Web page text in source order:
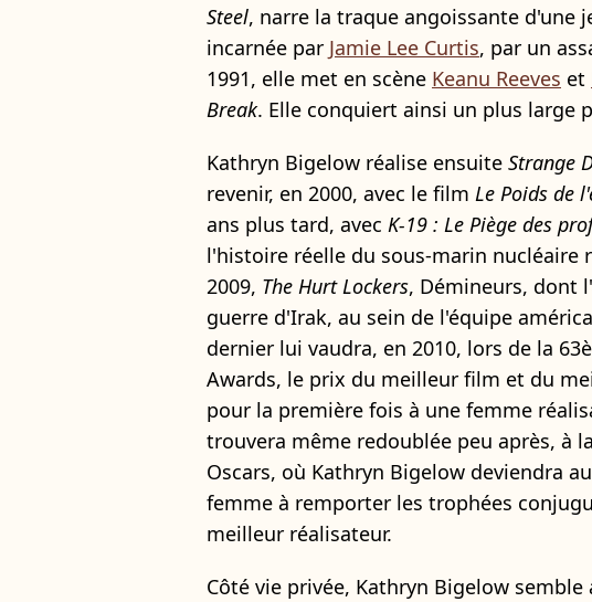
Steel, narre la traque angoissante d'une
incarnée par Jamie Lee Curtis, par un
1991, elle met en scène Keanu Reeves et
Break. Elle conquiert ainsi un plus large
Kathryn Bigelow réalise ensuite Strange
revenir, en 2000, avec le film Le Poids de
ans plus tard, avec K-19 : Le Piège des
l'histoire réelle du sous-marin nucléaire
2009, The Hurt Lockers, Démineurs, dont
guerre d'Irak, au sein de l'équipe
dernier lui vaudra, en 2010, lors de la
Awards, le prix du meilleur film et du
pour la première fois à une femme
trouvera même redoublée peu après, à
Oscars, où Kathryn Bigelow deviendra
femme à remporter les trophées
meilleur réalisateur.
Côté vie privée, Kathryn Bigelow semble